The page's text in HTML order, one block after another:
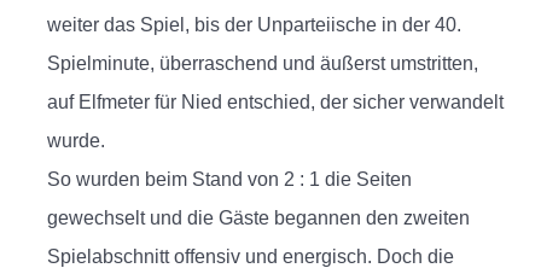
weiter das Spiel, bis der Unparteiische in der 40.
Spielminute, überraschend und äußerst umstritten,
auf Elfmeter für Nied entschied, der sicher verwandelt
wurde.
So wurden beim Stand von 2 : 1 die Seiten
gewechselt und die Gäste begannen den zweiten
Spielabschnitt offensiv und energisch. Doch die